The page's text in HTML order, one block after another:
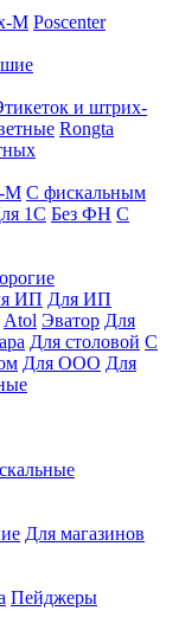
М Poscenter
и штрих-
Rongta
М С фискальным
1С Без ФН С
ИП Для ИП
Atol Эватор Для
Для столовой С
Для ООО Для
Для магазинов
Пейджеры